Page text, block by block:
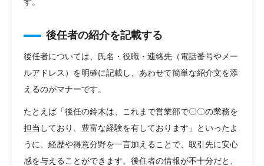
後任者の紹介を記載する
後任者については、氏名・役職・連絡先（電話番号やメー
ルアドレス）を明確に記載し、あわせて簡単な紹介文を添
えるのがマナーです。
たとえば「後任の鈴木は、これまで営業部で〇〇の業務を
担当しており、豊富な経験を有しております」といったよ
うに、経歴や得意分野を一言加えることで、取引先に安心
感を与えることができます。後任者の情報が不十分だと、